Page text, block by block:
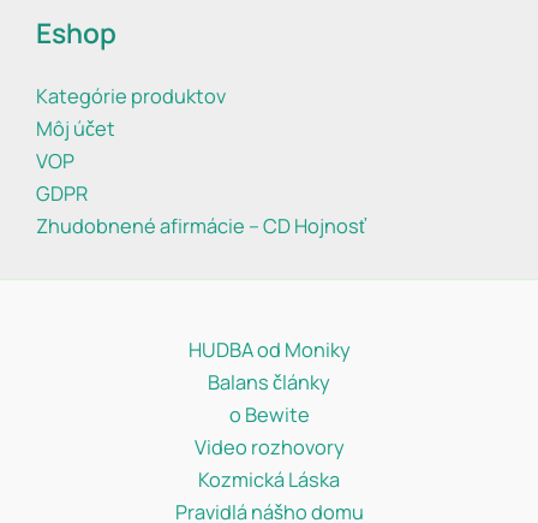
Eshop
Kategórie produktov
Môj účet
VOP
GDPR
Zhudobnené afirmácie – CD Hojnosť
HUDBA od Moniky
Balans články
o Bewite
Video rozhovory
Kozmická Láska
Pravidlá nášho domu